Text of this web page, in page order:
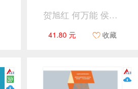
贺旭红 何万能 侯乐鹃
41.80 元 收藏